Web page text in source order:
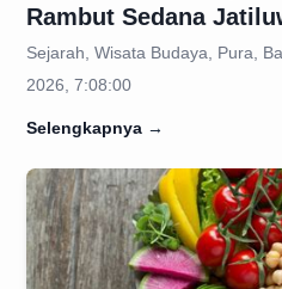
Rambut Sedana
Sejarah, Wisata Budaya, Pura,
2026, 7:08:00
Selengkapnya →